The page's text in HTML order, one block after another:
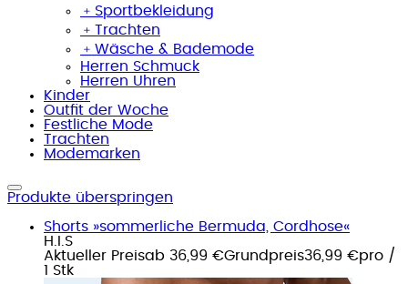
﹢ Sportbekleidung
﹢ Trachten
﹢ Wäsche & Bademode
Herren Schmuck
Herren Uhren
Kinder
Outfit der Woche
Festliche Mode
Trachten
Modemarken
Produkte überspringen
Shorts »sommerliche Bermuda, Cordhose«
H.I.S
Aktueller Preisab 36,99 €Grundpreis36,99 €pro /
1 Stk